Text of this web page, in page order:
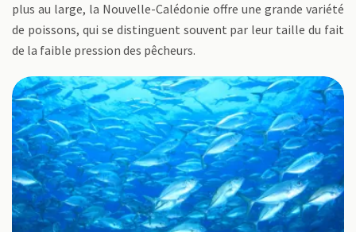
plus au large, la Nouvelle-Calédonie offre une grande variété
de poissons, qui se distinguent souvent par leur taille du fait
de la faible pression des pêcheurs.